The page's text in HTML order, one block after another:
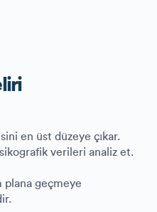
en üst düzeye çıkar.
verileri analiz et.
plana geçmeye